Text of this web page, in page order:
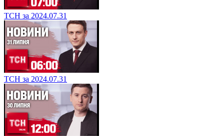
ТСН за 2024.07.31
ТСН за 2024.07.31